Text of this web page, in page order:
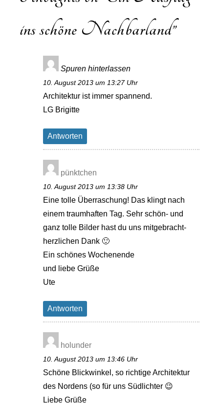
ins schöne Nachbarland”
Spuren hinterlassen
10. August 2013 um 13:27 Uhr
Architektur ist immer spannend.
LG Brigitte
Antworten
pünktchen
10. August 2013 um 13:38 Uhr
Eine tolle Überraschung! Das klingt nach
einem traumhaften Tag. Sehr schön- und
ganz tolle Bilder hast du uns mitgebracht-
herzlichen Dank 🙂
Ein schönes Wochenende
und liebe Grüße
Ute
Antworten
holunder
10. August 2013 um 13:46 Uhr
Schöne Blickwinkel, so richtige Architektur
des Nordens (so für uns Südlichter 😉
Liebe Grüße